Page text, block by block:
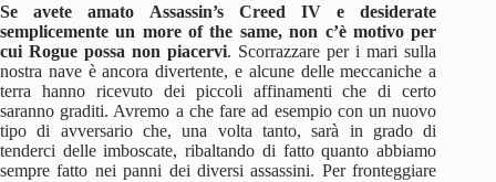
Se avete amato Assassin’s Creed IV e desiderate
semplicemente un more of the same, non c’è motivo per
cui Rogue possa non piacervi. Scorrazzare per i mari sulla
nostra nave è ancora divertente, e alcune delle meccaniche a
terra hanno ricevuto dei piccoli affinamenti che di certo
saranno graditi. Avremo a che fare ad esempio con un nuovo
tipo di avversario che, una volta tanto, sarà in grado di
tenderci delle imboscate, ribaltando di fatto quanto abbiamo
sempre fatto nei panni dei diversi assassini. Per fronteggiare